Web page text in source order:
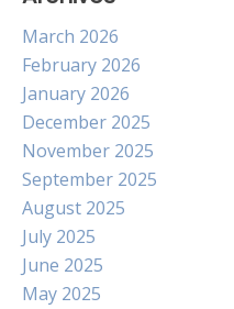
March 2026
February 2026
January 2026
December 2025
November 2025
September 2025
August 2025
July 2025
June 2025
May 2025